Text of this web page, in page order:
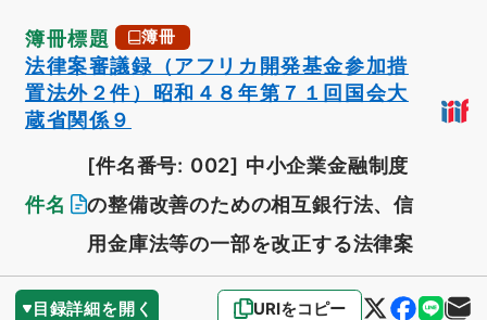
簿冊標題 簿冊
法律案審議録（アフリカ開発基金参加措
置法外２件）昭和４８年第７１回国会大
蔵省関係９
件名
[件名番号: 002] 中小企業金融制度
の整備改善のための相互銀行法、信
用金庫法等の一部を改正する法律案
目録詳細を開く URIをコピー